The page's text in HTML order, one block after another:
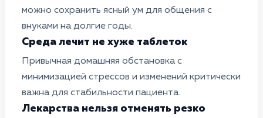
можно сохранить ясный ум для общения с
внуками на долгие годы.
Среда лечит не хуже таблеток
Привычная домашняя обстановка с
минимизацией стрессов и изменений критически
важна для стабильности пациента.
Лекарства нельзя отменять резко